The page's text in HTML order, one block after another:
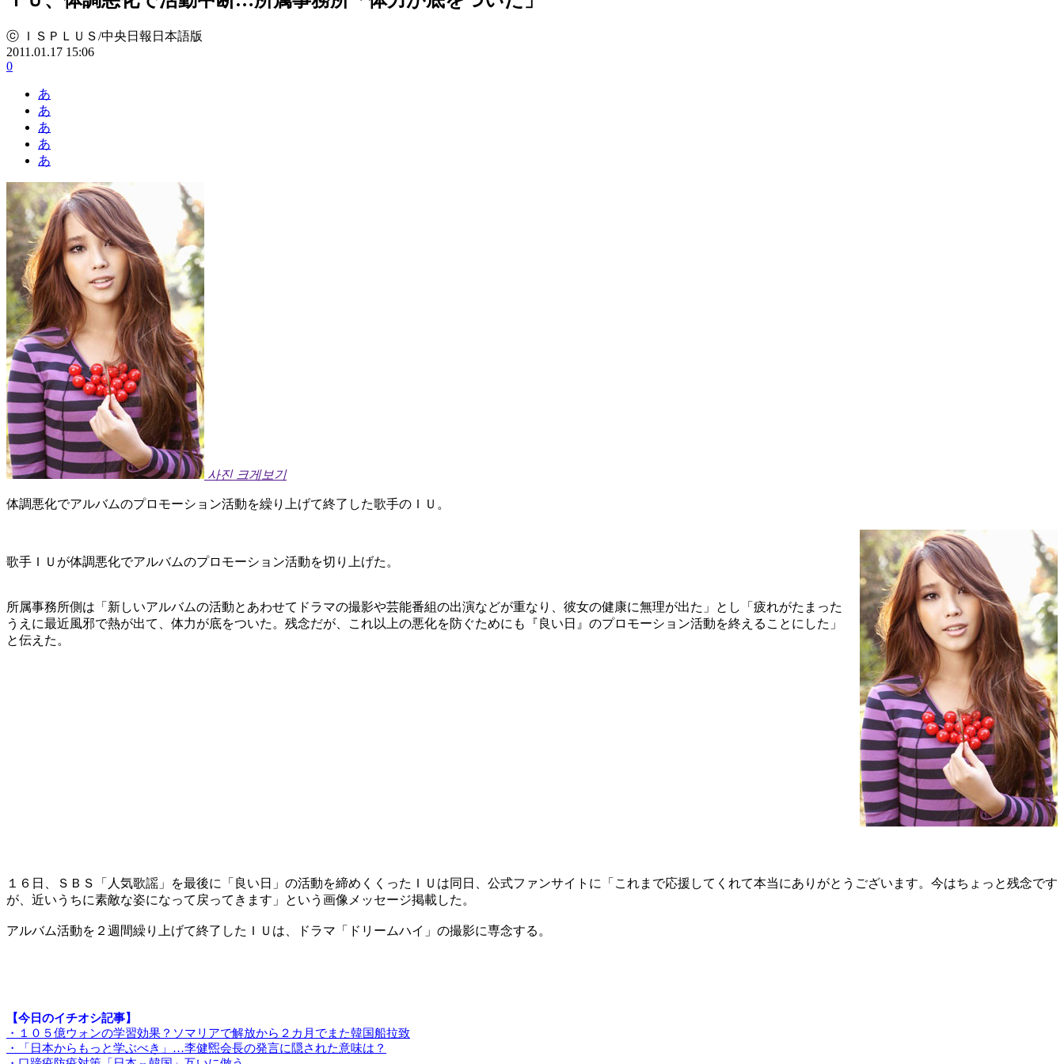
ⓒ ＩＳＰＬＵＳ/中央日報日本語版
2011.01.17 15:06
0
あ
あ
あ
あ
あ
사진 크게보기
体調悪化でアルバムのプロモーション活動を繰り上げて終了した歌手のＩＵ。
歌手ＩＵが体調悪化でアルバムのプロモーション活動を切り上げた。
所属事務所側は「新しいアルバムの活動とあわせてドラマの撮影や芸能番組の出演などが重なり、彼女の健康に無理が出た」とし「疲れがたまった
うえに最近風邪で熱が出て、体力が底をついた。残念だが、これ以上の悪化を防ぐためにも『良い日』のプロモーション活動を終えることにした」
と伝えた。
１６日、ＳＢＳ「人気歌謡」を最後に「良い日」の活動を締めくくったＩＵは同日、公式ファンサイトに「これまで応援してくれて本当にありがとうございます。今はちょっと残念です
が、近いうちに素敵な姿になって戻ってきます」という画像メッセージ掲載した。
アルバム活動を２週間繰り上げて終了したＩＵは、ドラマ「ドリームハイ」の撮影に専念する。
【今日のイチオシ記事】
・１０５億ウォンの学習効果？ソマリアで解放から２カ月でまた韓国船拉致
・「日本からもっと学ぶべき」…李健煕会長の発言に隠された意味は？